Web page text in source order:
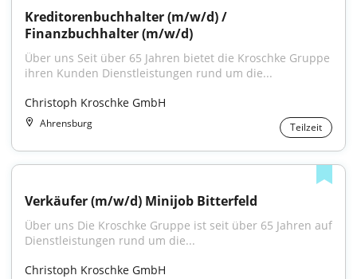
Kreditorenbuchhalter (m/w/d) /
Finanzbuchhalter (m/w/d)
Über uns Seit über 65 Jahren bietet die Kroschke Gruppe
ihren Kunden Dienstleistungen rund um die...
Christoph Kroschke GmbH
Ahrensburg Teilzeit
Verkäufer (m/w/d) Minijob Bitterfeld
Über uns Die Kroschke Gruppe ist seit über 65 Jahren auf
Dienstleistungen rund um die...
Christoph Kroschke GmbH